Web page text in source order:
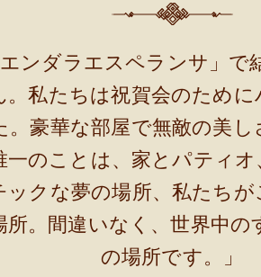
エンダラエスペランサ」
私たちは祝賀会のため
。豪華な部屋で無敵の美し
のことは、家とパティ
クな夢の場所、私たち
。間違いなく、世界中
の場所です。」